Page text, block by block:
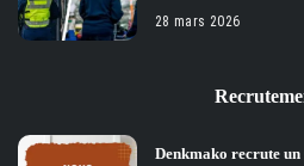
28 mars 2026
Denkmako recrute un